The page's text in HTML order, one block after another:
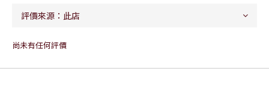
尚未有任何評價